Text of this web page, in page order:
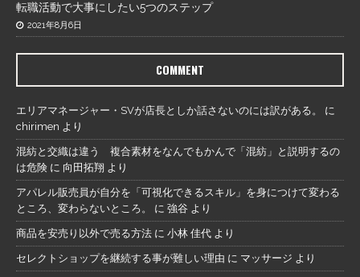
転職活動で大事にしたい5つのステップ
2021年8月6日
COMMENT
エリアマネージャー・SVが店長としか話さないのには訳がある。
に
chirimen より
混紡と交織は違う 複合素材をなんでもかんで「混紡」と説明するの
は危険 に 向田拓翔 より
アパレル販売員が自分を「可視化できるスキル」を身につけて変わる
ところ、変わらないところ。
に 強谷 より
商品を安売り以外で売る方法 に 小林 佳代 より
セレクトショップを継続する事が難しい理由 に マッサージ より